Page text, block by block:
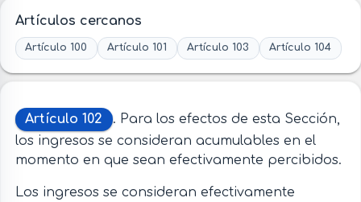
Artículos cercanos
Artículo 100 Artículo 101 Artículo 103 Artículo 104
Artículo 102
. Para los efectos de esta Sección,
los ingresos se consideran acumulables en el
momento en que sean efectivamente percibidos.
Los ingresos se consideran efectivamente